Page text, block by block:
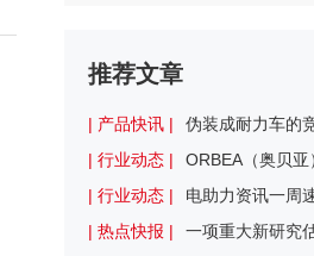
推荐文章
| 产品快讯 |
| 行业动态 |
| 行业动态 |
| 热点快报 |